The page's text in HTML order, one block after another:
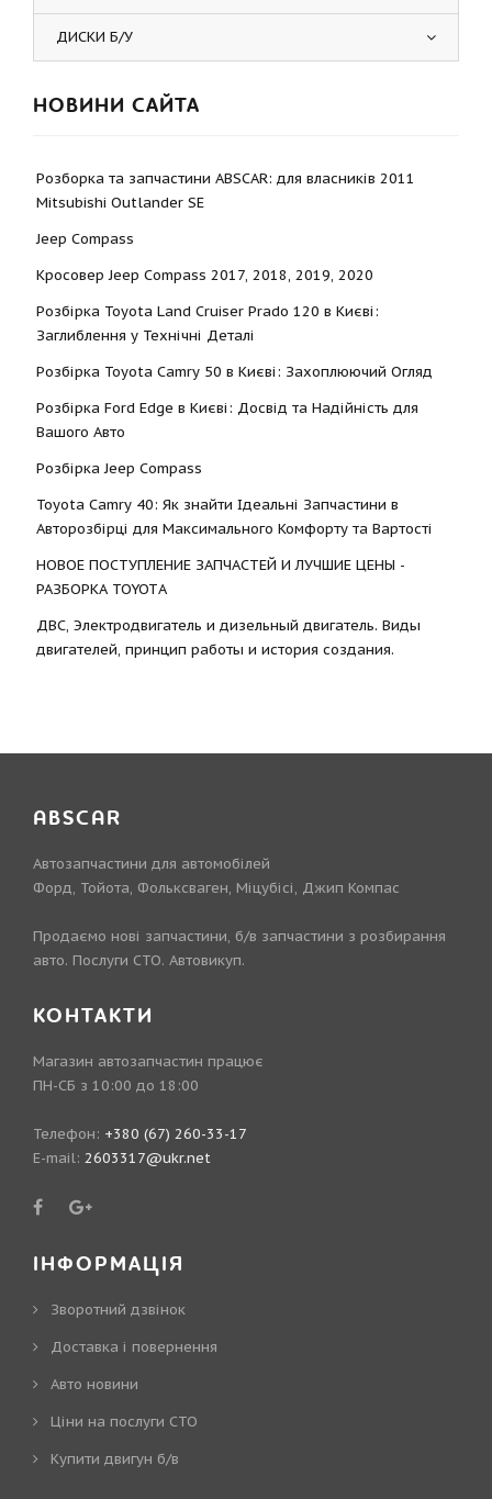
ДИСКИ Б/У
НОВИНИ САЙТА
Розборка та запчастини ABSCAR: для власників 2011
Mitsubishi Outlander SE
Jeep Compass
Кросовер Jeep Compass 2017, 2018, 2019, 2020
Розбірка Toyota Land Cruiser Prado 120 в Києві:
Заглиблення у Технічні Деталі
Розбірка Toyota Camry 50 в Києві: Захоплюючий Огляд
Розбірка Ford Edge в Києві: Досвід та Надійність для
Вашого Авто
Розбірка Jeep Compass
Toyota Camry 40: Як знайти Ідеальні Запчастини в
Авторозбірці для Максимального Комфорту та Вартості
НОВОЕ ПОСТУПЛЕНИЕ ЗАПЧАСТЕЙ И ЛУЧШИЕ ЦЕНЫ -
РАЗБОРКА TOYOTА
ДВС, Электродвигатель и дизельный двигатель. Виды
двигателей, принцип работы и история создания.
ABSCAR
Автозапчастини для автомобілей
Форд, Тойота, Фольксваген, Міцубісі, Джип Компас
Продаємо нові запчастини, б/в запчастини з розбирання
авто. Послуги СТО. Автовикуп.
КОНТАКТИ
Магазин автозапчастин працює
ПН-СБ з 10:00 до 18:00
Телефон: +380 (67) 260-33-17
E-mail: 2603317@ukr.net
ІНФОРМАЦІЯ
Зворотний дзвінок
Доставка і повернення
Авто новини
Ціни на послуги СТО
Купити двигун б/в